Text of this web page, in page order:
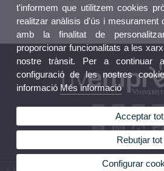
t'informem que utilitzem cookies
realitzar anàlisis d'ús i mesurament
amb la finalitat de
proporcionar funcionalitats a les
nostre trànsit. Per a continuar
configuració de les nostres
informació Més informació
Acceptar tot
Rebutjar tot
Configurar